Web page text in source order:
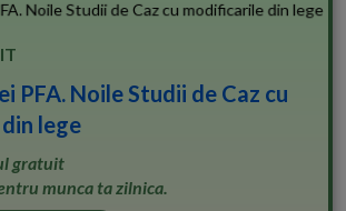
PFA. Noile Studii de Caz cu
lege
gratuit
munca ta zilnica.